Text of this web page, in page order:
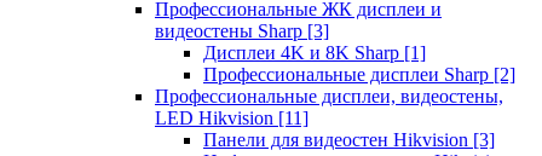
Профессиональные ЖК дисплеи и
видеостены Sharp [3]
Дисплеи 4K и 8K Sharp [1]
Профессиональные дисплеи Sharp [2]
Профессиональные дисплеи, видеостены,
LED Hikvision [11]
Панели для видеостен Hikvision [3]